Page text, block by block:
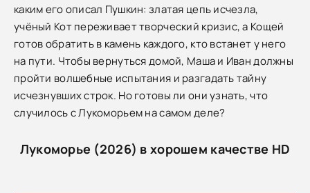
каким его описал Пушкин: златая цепь исчезла,
учёный Кот переживает творческий кризис, а Кощей
готов обратить в камень каждого, кто встанет у него
на пути. Чтобы вернуться домой, Маша и Иван должны
пройти волшебные испытания и разгадать тайну
исчезнувших строк. Но готовы ли они узнать, что
случилось с Лукоморьем на самом деле?
Лукоморье (2026) в хорошем качестве HD